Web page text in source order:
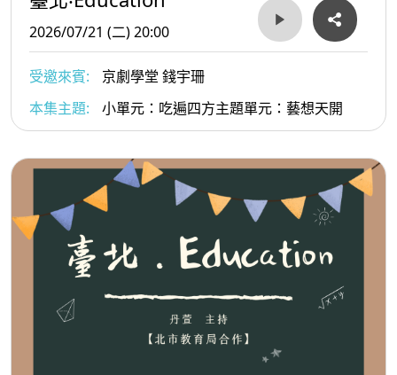
2026/07/21 (二) 20:00
受邀來賓:
京劇學堂 錢宇珊
本集主題:
小單元：吃遍四方主題單元：藝想天開